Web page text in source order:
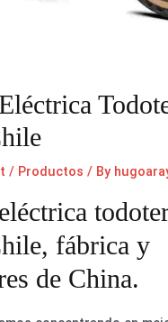
/ Productos / By
fábrica y
de China.